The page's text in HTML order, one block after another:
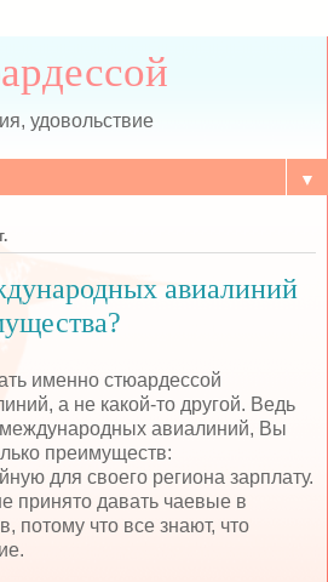
удовольствие
▼
авиалиний
именно стюардессой
а не какой-то другой. Ведь
авиалиний, Вы
преимуществ:
для своего региона зарплату.
принято давать чаевые в
потому что все знают, что